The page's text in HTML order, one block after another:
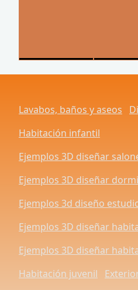
Lavabos, baños y aseos
Habitación infantil
Ejemplos 3D diseñar
Ejemplos 3D diseñar
Ejemplos 3d diseño
Ejemplos 3D diseñar
Ejemplos 3D diseñar
Habitación juvenil